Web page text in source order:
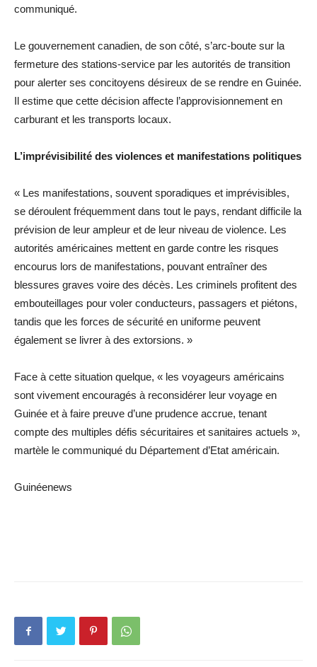
communiqué.
Le gouvernement canadien, de son côté, s’arc-boute sur la
fermeture des stations-service par les autorités de transition
pour alerter ses concitoyens désireux de se rendre en Guinée.
Il estime que cette décision affecte l’approvisionnement en
carburant et les transports locaux.
L’imprévisibilité des violences et manifestations politiques
« Les manifestations, souvent sporadiques et imprévisibles,
se déroulent fréquemment dans tout le pays, rendant difficile la
prévision de leur ampleur et de leur niveau de violence. Les
autorités américaines mettent en garde contre les risques
encourus lors de manifestations, pouvant entraîner des
blessures graves voire des décès. Les criminels profitent des
embouteillages pour voler conducteurs, passagers et piétons,
tandis que les forces de sécurité en uniforme peuvent
également se livrer à des extorsions. »
Face à cette situation quelque, « les voyageurs américains
sont vivement encouragés à reconsidérer leur voyage en
Guinée et à faire preuve d’une prudence accrue, tenant
compte des multiples défis sécuritaires et sanitaires actuels »,
martèle le communiqué du Département d’Etat américain.
Guinéenews